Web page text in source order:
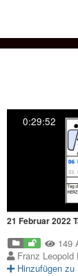
0:29:52
21 Februar 2022
149
Franz Leopold
Hinzufügen zu